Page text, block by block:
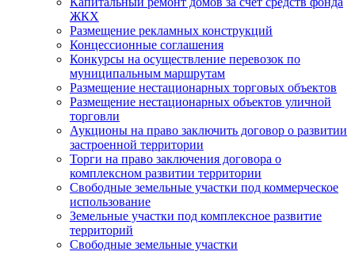
ЖКХ
Размещение рекламных конструкций
Концессионные соглашения
Конкурсы на осуществление перевозок по
муниципальным маршрутам
Размещение нестационарных торговых объектов
Размещение нестационарных объектов уличной
торговли
Аукционы на право заключить договор о развитии
застроенной территории
Торги на право заключения договора о
комплексном развитии территории
Свободные земельные участки под коммерческое
использование
Земельные участки под комплексное развитие
территорий
Свободные земельные участки